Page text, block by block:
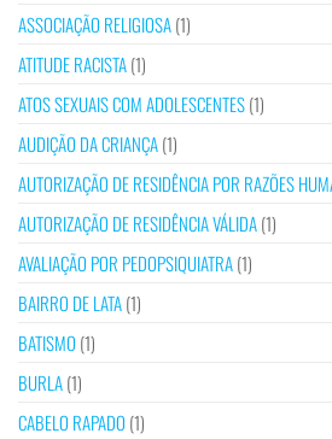
ASSOCIAÇÃO RELIGIOSA(1)
ATITUDE RACISTA(1)
ATOS SEXUAIS COM ADOLESCENTES(1)
AUDIÇÃO DA CRIANÇA(1)
AUTORIZAÇÃO DE RESIDÊNCIA POR RAZÕES
AUTORIZAÇÃO DE RESIDÊNCIA VÁLIDA(1)
AVALIAÇÃO POR PEDOPSIQUIATRA(1)
BAIRRO DE LATA(1)
BATISMO (1)
BURLA(1)
CABELO RAPADO (1)